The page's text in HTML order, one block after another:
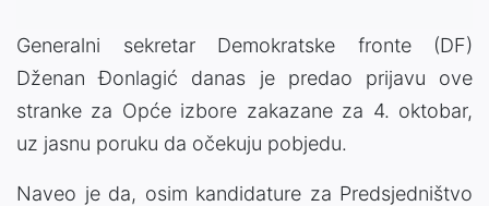
Generalni sekretar Demokratske fronte (DF)
Dženan Đonlagić danas je predao prijavu ove
stranke za Opće izbore zakazane za 4. oktobar,
uz jasnu poruku da očekuju pobjedu.
Naveo je da, osim kandidature za Predsjedništvo